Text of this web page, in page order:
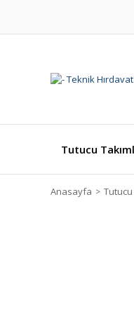
Tutucu
Anasayfa Tutucu